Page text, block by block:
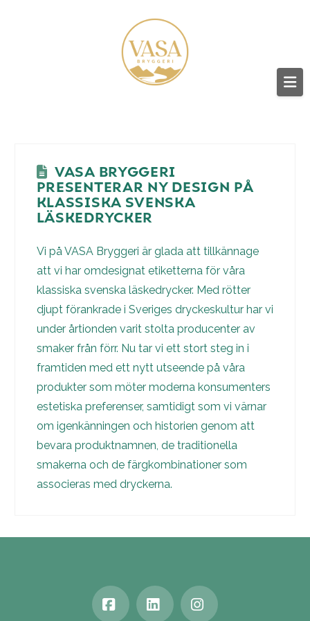
VASA
BRYGGERI
GUSTAV
VASA
AB
VASA BRYGGERI
PRESENTERAR NY DESIGN PÅ
KLASSISKA SVENSKA
LÄSKEDRYCKER
Vi på VASA Bryggeri är glada att tillkännage
att vi har omdesignat etiketterna för våra
klassiska svenska läskedrycker. Med rötter
djupt förankrade i Sveriges dryckeskultur har vi
under årtionden varit stolta producenter av
smaker från förr. Nu tar vi ett stort steg in i
framtiden med ett nytt utseende på våra
produkter som möter moderna konsumenters
estetiska preferenser, samtidigt som vi värnar
om igenkänningen och historien genom att
bevara produktnamnen, de traditionella
smakerna och de färgkombinationer som
associeras med dryckerna.